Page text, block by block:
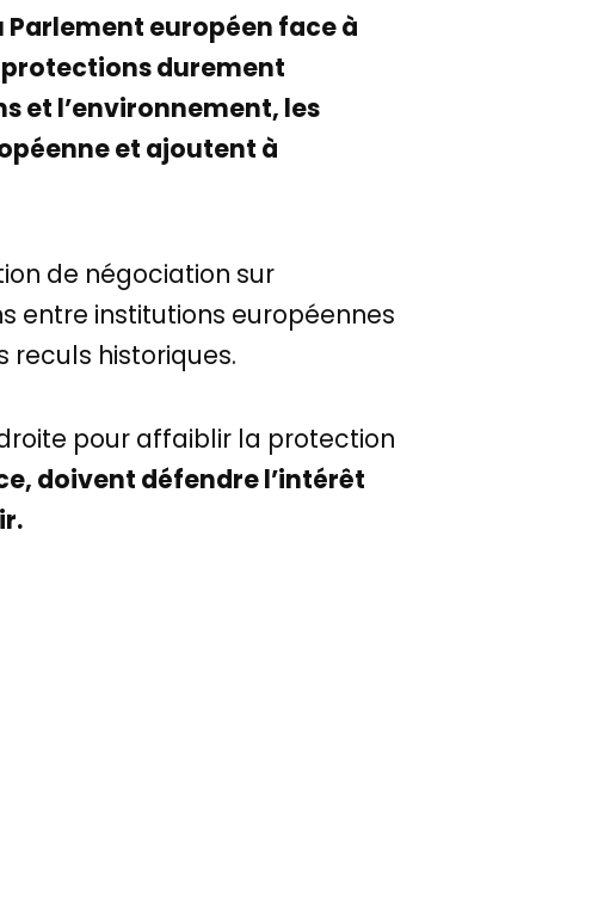
européen face à
protections durement
et l’environnement, les
et ajoutent à
de négociation sur
entre institutions européennes
reculs historiques.
pour affaiblir la protection
doivent défendre l’intérêt